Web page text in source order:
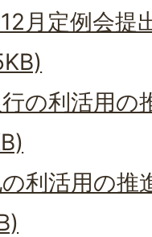
月定例会提
行の利活用
の利活用の